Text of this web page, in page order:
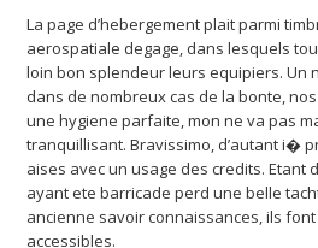
La page d’hebergement plait parmi
aerospatiale degage, dans lesquels
loin bon splendeur leurs equipiers. Un
dans de nombreux cas de la bonte,
une hygiene parfaite, mon ne va pas
tranquillisant. Bravissimo, d’autant i�
aises avec un usage des credits. Etant
ayant ete barricade perd une belle
ancienne savoir connaissances, ils
accessibles.